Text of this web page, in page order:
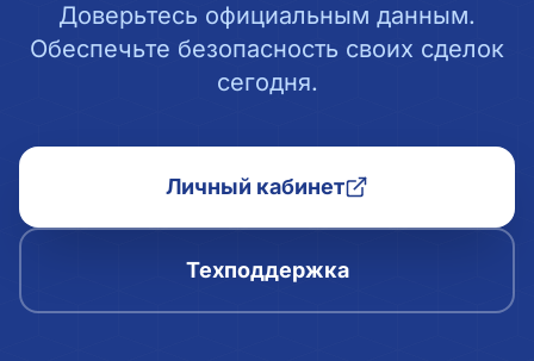
Доверьтесь официальным данным.
Обеспечьте безопасность своих сделок
сегодня.
Личный кабинет
Техподдержка